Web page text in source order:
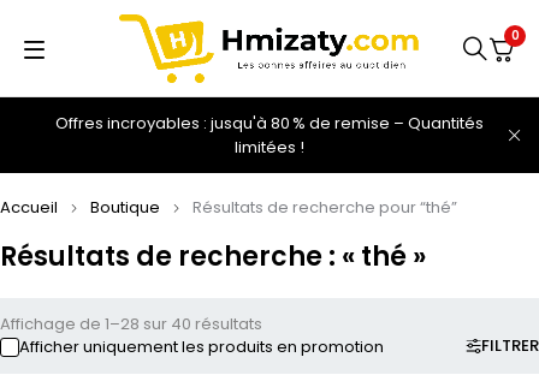
Offres incroyables : jusqu'à 80 % de remise – Quantités
limitées !
0
Résultats de recherche : « thé »
Accueil Boutique Résultats de recherche pour “thé”
FILTRER
Affichage de 1–28 sur 40 résultats
Afficher uniquement les produits en promotion